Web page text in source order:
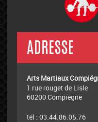
ADRESSE
Arts Martiaux
1 rue rouget de Lisle
60200 Compiègne
tél : 03.44.86.05.76